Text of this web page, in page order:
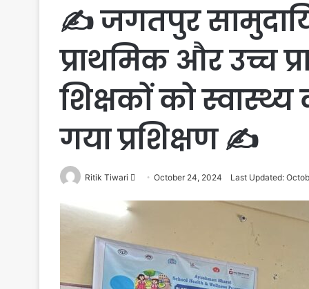
✍️ जगतपुर
प्राथमिक और उच्च
शिक्षकों को
गया प्रशिक्षण ✍️
Ritik Tiwari
SendOctober 24, 2024 Last Updated: